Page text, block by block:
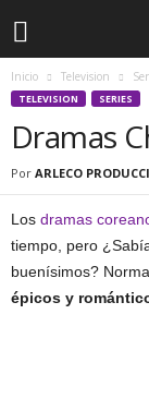
Inicio Television
TELEVISION SERIES
Dramas
Por ARLECO
Los dramas
tiempo, pero
buenísimos?
épicos y